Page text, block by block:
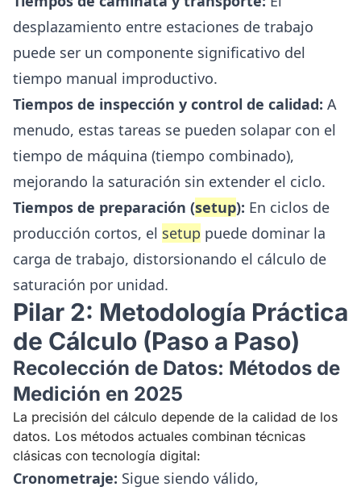
desplazamiento entre estaciones de trabajo
puede ser un componente significativo del
tiempo manual improductivo.
Tiempos de inspección y control de calidad: A
menudo, estas tareas se pueden solapar con el
tiempo de máquina (tiempo combinado),
mejorando la saturación sin extender el ciclo.
Tiempos de preparación (setup): En ciclos de
producción cortos, el setup puede dominar la
carga de trabajo, distorsionando el cálculo de
saturación por unidad.
Pilar 2: Metodología Práctica
de Cálculo (Paso a Paso)
Recolección de Datos: Métodos de
Medición en 2025
La precisión del cálculo depende de la calidad de los
datos. Los métodos actuales combinan técnicas
clásicas con tecnología digital:
Cronometraje: Sigue siendo válido,